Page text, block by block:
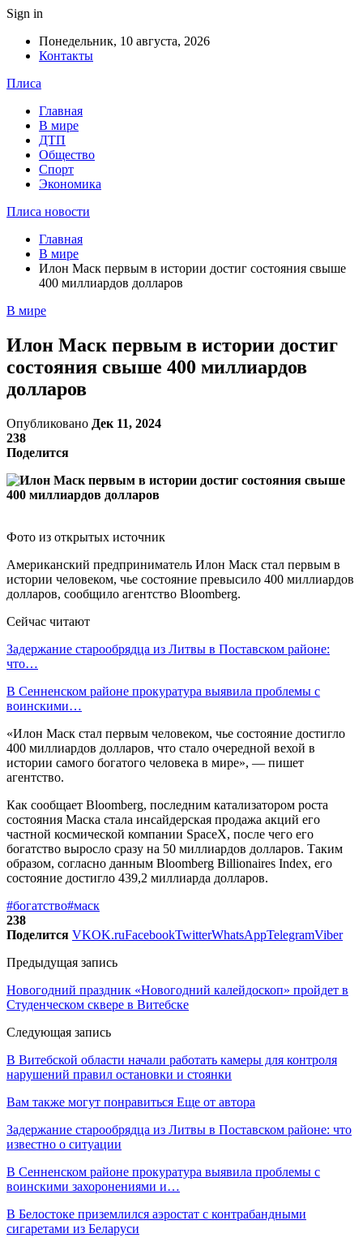
Sign in
Понедельник, 10 августа, 2026
Контакты
Плиса
Главная
В мире
ДТП
Общество
Спорт
Экономика
Плиса новости
Главная
В мире
Илон Маск первым в истории достиг состояния свыше
400 миллиардов долларов
В мире
Илон Маск первым в истории достиг
состояния свыше 400 миллиардов
долларов
Опубликовано Дек 11, 2024
238
Поделится
Фото из открытых источник
Американский предприниматель Илон Маск стал первым в
истории человеком, чье состояние превысило 400 миллиардов
долларов, сообщило агентство Bloomberg.
Сейчас читают
Задержание старообрядца из Литвы в Поставском районе:
что…
В Сенненском районе прокуратура выявила проблемы с
воинскими…
«Илон Маск стал первым человеком, чье состояние достигло
400 миллиардов долларов, что стало очередной вехой в
истории самого богатого человека в мире», — пишет
агентство.
Как сообщает Bloomberg, последним катализатором роста
состояния Маска стала инсайдерская продажа акций его
частной космической компании SpaceX, после чего его
богатство выросло сразу на 50 миллиардов долларов. Таким
образом, согласно данным Bloomberg Billionaires Index, его
состояние достигло 439,2 миллиарда долларов.
#богатство#маск
238
Поделится VKOK.ruFacebookTwitterWhatsAppTelegramViber
Предыдущая запись
Новогодний праздник «Новогодний калейдоскоп» пройдет в
Студенческом сквере в Витебске
Следующая запись
В Витебской области начали работать камеры для контроля
нарушений правил остановки и стоянки
Вам также могут понравиться Еще от автора
Задержание старообрядца из Литвы в Поставском районе: что
известно о ситуации
В Сенненском районе прокуратура выявила проблемы с
воинскими захоронениями и…
В Белостоке приземлился аэростат с контрабандными
сигаретами из Беларуси